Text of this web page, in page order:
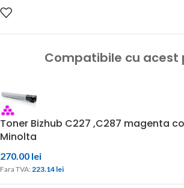
Compatibile cu acest
Toner Bizhub C227 ,C287 magenta
Minolta
270.00 lei
Fara TVA: 223.14 lei